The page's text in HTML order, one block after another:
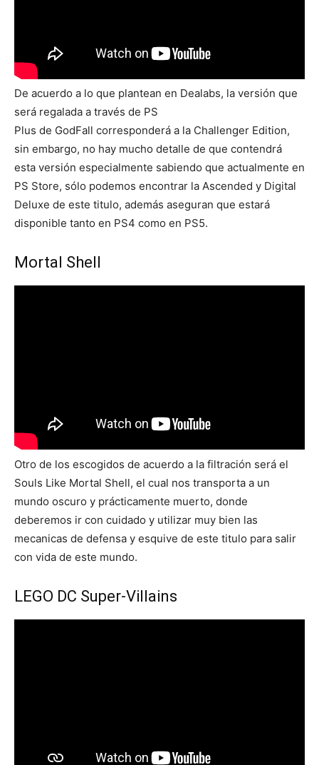
De acuerdo a lo que plantean en Dealabs, la versión que
será regalada a través de PS
Plus de GodFall corresponderá a la Challenger Edition,
sin embargo, no hay mucho detalle de que contendrá
esta versión especialmente sabiendo que actualmente en
PS Store, sólo podemos encontrar la Ascended y Digital
Deluxe de este titulo, además aseguran que estará
disponible tanto en PS4 como en PS5.
Mortal Shell
Otro de los escogidos de acuerdo a la filtración será el
Souls Like Mortal Shell, el cual nos transporta a un
mundo oscuro y prácticamente muerto, donde
deberemos ir con cuidado y utilizar muy bien las
mecanicas de defensa y esquive de este titulo para salir
con vida de este mundo.
LEGO DC Super-Villains